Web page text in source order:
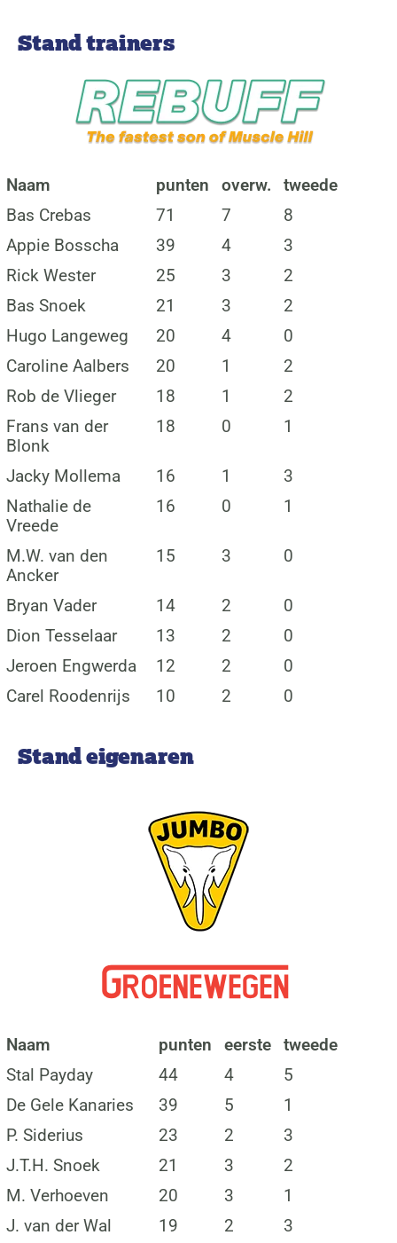
Stand trainers
Naam punten overw.
tweede
Bas Crebas
71 7
8
Appie Bosscha
39 4
3
Rick Wester
25 3
2
Bas Snoek
21 3
2
Hugo Langeweg
20 4
0
Caroline Aalbers
20 1
2
Rob de Vlieger
18 1
2
Frans van der
Blonk
18 0 1
Jacky Mollema 16 1
3
Nathalie de
Vreede
16 0 1
M.W. van den
Ancker
15 3 0
Bryan Vader 14 2
0
Dion Tesselaar
13 2
0
Jeroen Engwerda
12 2
0
Carel Roodenrijs
10 2 0
Stand eigenaren
Naam punten eerste
tweede
Stal Payday
44 4
5
De Gele Kanaries
39 5
1
P. Siderius
23 2
3
J.T.H. Snoek
21 3
2
M. Verhoeven
20 3
1
J. van der Wal
19 2 3